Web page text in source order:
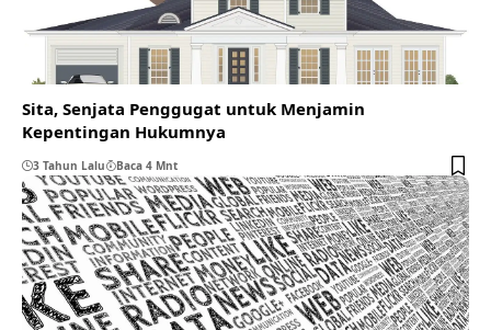
Sita, Senjata Penggugat untuk Menjamin
Kepentingan Hukumnya
3 Tahun Lalu Baca 4 Mnt